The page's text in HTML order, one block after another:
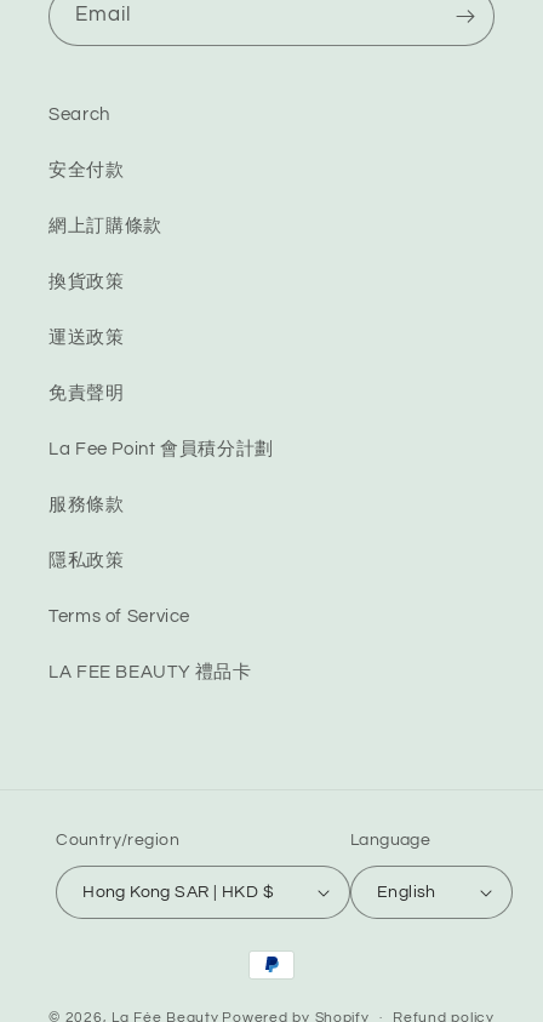
Email
Search
安全付款
網上訂購條款
換貨政策
運送政策
免責聲明
La Fee Point 會員積分計劃
服務條款
隱私政策
Terms of Service
LA FEE BEAUTY 禮品卡
Country/region
Hong Kong SAR | HKD $
Language
English
Payment
methods
© 2026, La Fée Beauty Powered by Shopify Refund policy